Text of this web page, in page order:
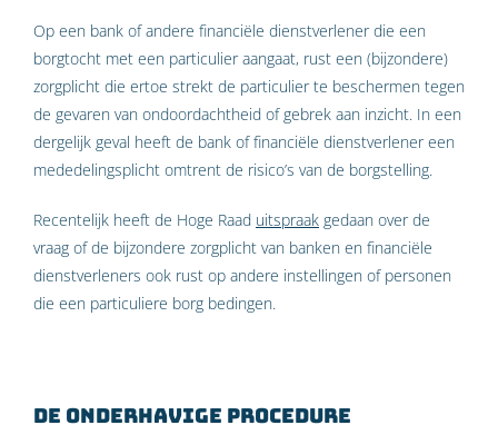
Op een bank of andere financiële dienstverlener die een
borgtocht met een particulier aangaat, rust een (bijzondere)
zorgplicht die ertoe strekt de particulier te beschermen tegen
de gevaren van ondoordachtheid of gebrek aan inzicht. In een
dergelijk geval heeft de bank of financiële dienstverlener een
mededelingsplicht omtrent de risico’s van de borgstelling.
Recentelijk heeft de Hoge Raad uitspraak gedaan over de
vraag of de bijzondere zorgplicht van banken en financiële
dienstverleners ook rust op andere instellingen of personen
die een particuliere borg bedingen.
De onderhavige procedure